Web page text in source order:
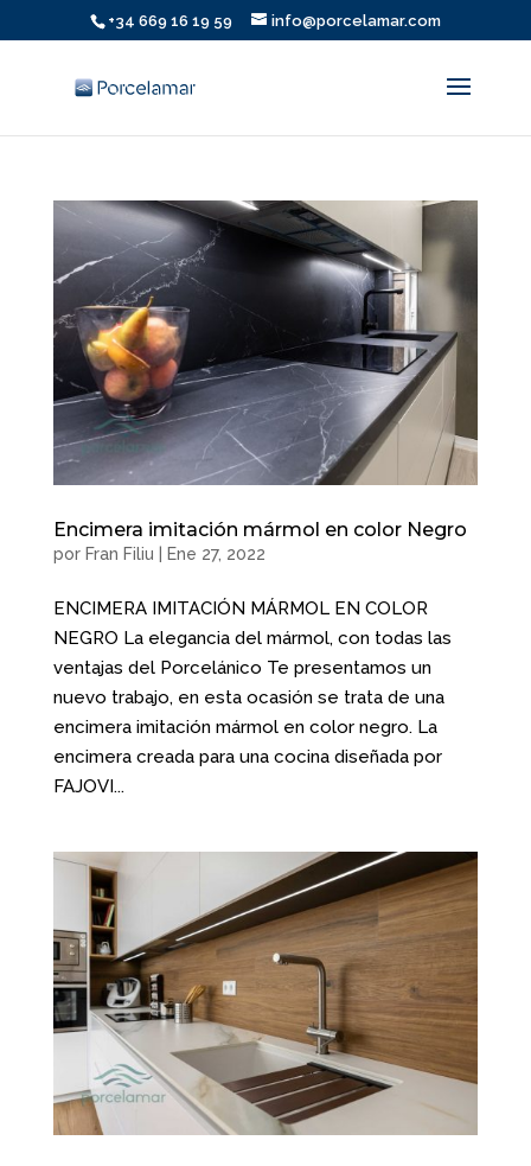
+34 669 16 19 59 info@porcelamar.com
Encimera imitación mármol en color Negro
por Fran Filiu Ene 27, 2022
ENCIMERA IMITACIÓN MÁRMOL EN COLOR
NEGRO La elegancia del mármol, con todas las
ventajas del Porcelánico Te presentamos un
nuevo trabajo, en esta ocasión se trata de una
encimera imitación mármol en color negro. La
encimera creada para una cocina diseñada por
FAJOVI...